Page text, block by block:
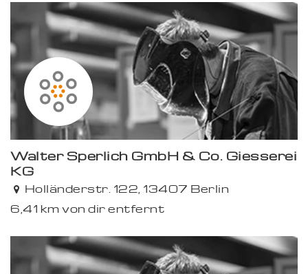
Walter Sperlich GmbH & Co. Giesserei
KG
Holländerstr. 122, 13407 Berlin
6,41 km von dir entfernt